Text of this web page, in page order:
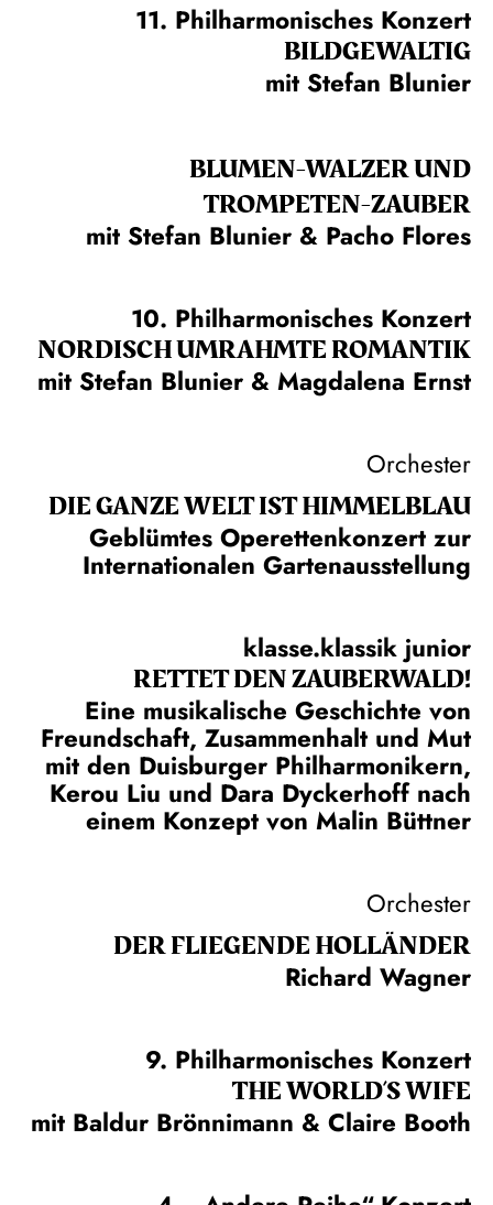
11. Philharmonisches Konzert
BILDGEWALTIG
mit Stefan Blunier
BLUMEN-WALZER UND
TROMPETEN-ZAUBER
mit Stefan Blunier & Pacho Flores
10. Philharmonisches Konzert
NORDISCH UMRAHMTE ROMANTIK
mit Stefan Blunier & Magdalena Ernst
Orchester
DIE GANZE WELT IST HIMMEL­BLAU
Geblümtes Operettenkonzert zur
Internationalen Gartenausstellung
klasse.klassik junior
RETTET DEN ZAUBERWALD!
Eine musikalische Geschichte von
Freundschaft, Zusammenhalt und Mut
mit den Duisburger Philharmonikern,
Kerou Liu und Dara Dyckerhoff nach
einem Konzept von Malin Büttner
Orchester
DER FLIE­GEN­DE HOL­LÄN­DER
Richard Wagner
9. Philharmonisches Konzert
THE WORLD’S WIFE
mit Baldur Brönnimann & Claire Booth